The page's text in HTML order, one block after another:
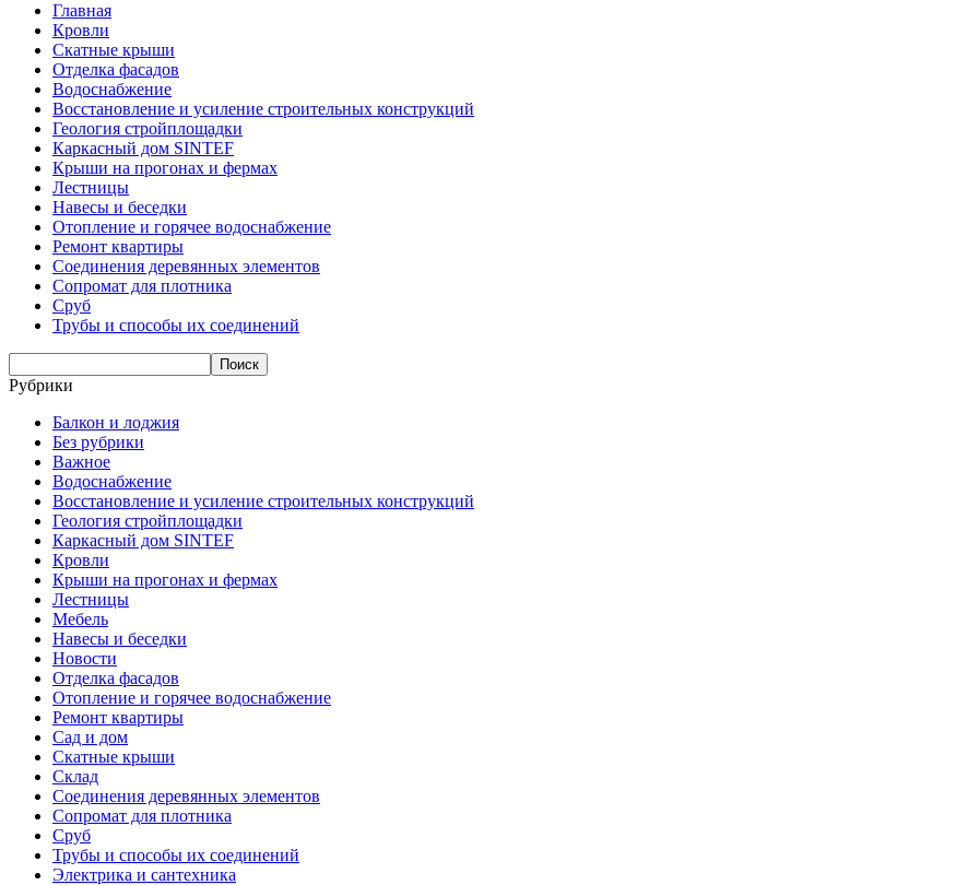
Главная
Кровли
Скатные крыши
Отделка фасадов
Водоснабжение
Восстановление и усиление строительных конструкций
Геология стройплощадки
Каркасный дом SINTEF
Крыши на прогонах и фермах
Лестницы
Навесы и беседки
Отопление и горячее водоснабжение
Ремонт квартиры
Соединения деревянных элементов
Сопромат для плотника
Сруб
Трубы и способы их соединений
Рубрики
Балкон и лоджия
Без рубрики
Важное
Водоснабжение
Восстановление и усиление строительных конструкций
Геология стройплощадки
Каркасный дом SINTEF
Кровли
Крыши на прогонах и фермах
Лестницы
Мебель
Навесы и беседки
Новости
Отделка фасадов
Отопление и горячее водоснабжение
Ремонт квартиры
Сад и дом
Скатные крыши
Склад
Соединения деревянных элементов
Сопромат для плотника
Сруб
Трубы и способы их соединений
Электрика и сантехника